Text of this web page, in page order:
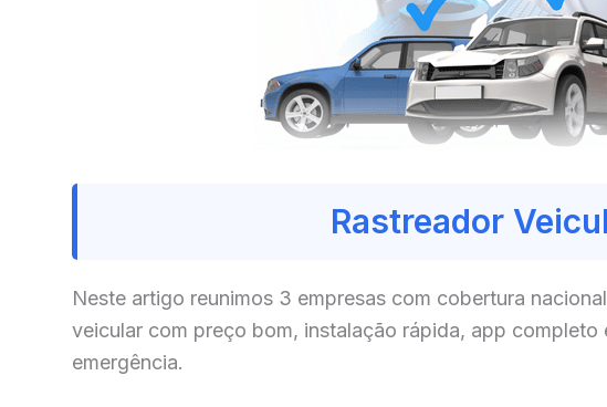
Rastreador
Neste artigo reunimos 3 empresas com cobertura
veicular com preço bom, instalação rápida, app completo
emergência.